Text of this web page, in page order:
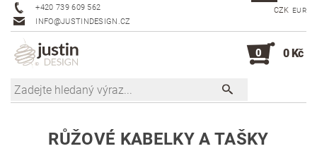
+420 739 609 562
INFO@JUSTINDESIGN.CZ
CZK EUR
0 0 Kč
RŮŽOVÉ KABELKY A TAŠKY